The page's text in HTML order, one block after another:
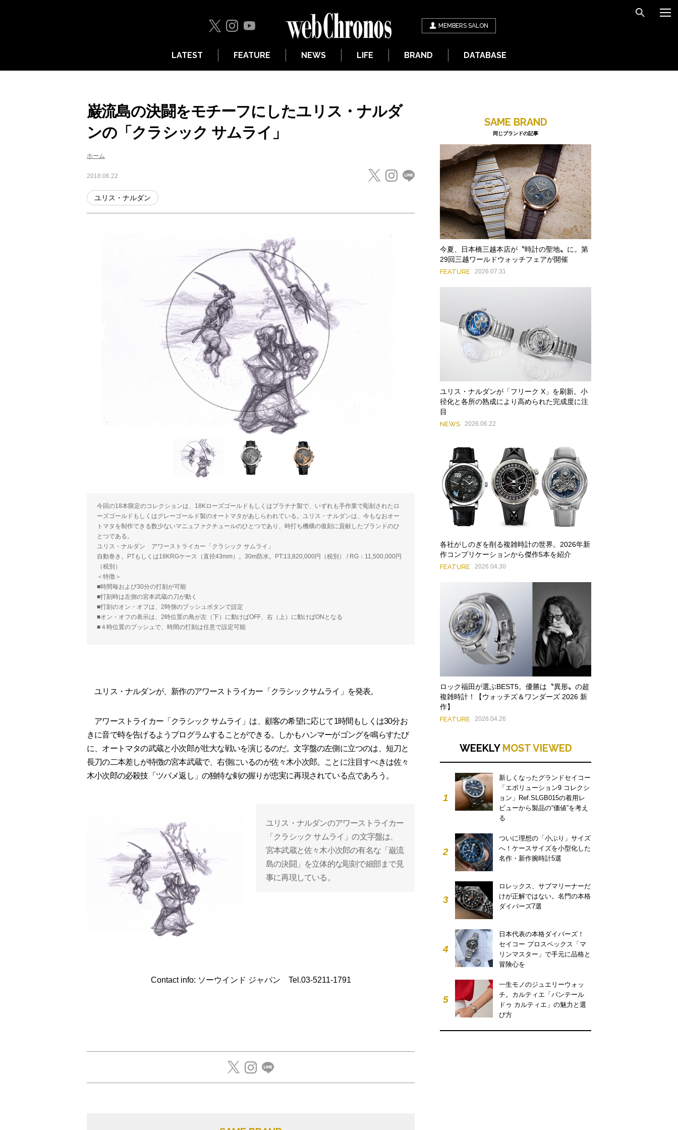
MEMBERS SALON
LATEST FEATURE NEWS LIFE BRAND DATABASE
巌流島の決闘をモチーフにしたユリス・ナルダ
ンの「クラシック サムライ」
ホーム
2018.06.22
ユリス・ナルダン
今回の18本限定のコレクションは、18Kローズゴールドもしくはプラチナ製で、いずれも手作業で彫刻されたロ
ーズゴールドもしくはグレーゴールド製のオートマタがあしらわれている。ユリス・ナルダンは、今もなおオー
トマタを制作できる数少ないマニュファクチュールのひとつであり、時打ち機構の復刻に貢献したブランドのひ
とつである。
ユリス・ナルダン アワーストライカー「クラシック サムライ」
自動巻き。PTもしくは18KRGケース（直径43mm）。30m防水。PT:13,820,000円（税別） / RG：11,500,000円
（税別）
＜特徴＞
■時間毎および30分の打刻が可能
■打刻時は左側の宮本武蔵の刀が動く
■打刻のオン・オフは、2時側のプッシュボタンで設定
■オン・オフの表示は、2時位置の鳥が左（下）に動けばOFF、右（上）に動けばONとなる
■４時位置のプッシュで、時間の打刻は任意で設定可能
ユリス・ナルダンが、新作のアワーストライカー「クラシックサムライ」を発表。
アワーストライカー「クラシック サムライ」は、顧客の希望に応じて1時間もしくは30分お
きに音で時を告げるようプログラムすることができる。しかもハンマーがゴングを鳴らすたび
に、オートマタの武蔵と小次郎が壮大な戦いを演じるのだ。文字盤の左側に立つのは、短刀と
長刀の二本差しが特徴の宮本武蔵で、右側にいるのが佐々木小次郎。ことに注目すべきは佐々
木小次郎の必殺技「ツバメ返し」の独特な剣の握りが忠実に再現されている点であろう。
ユリス・ナルダンのアワーストライカー
「クラシック サムライ」の文字盤は、
宮本武蔵と佐々木小次郎の有名な「巌流
島の決闘」を立体的な彫刻で細部まで見
事に再現している。
Contact info: ソーウインド ジャパン Tel.03-5211-1791
SAME BRAND
同じブランドの記事
今夏、日本橋三越本店が〝時計の聖地〟に。第
29回三越ワールドウォッチフェアが開催
FEATURE 2026.07.31
ユリス・ナルダンが「フリーク X」を刷新。小
径化と各所の熟成により高められた完成度に注
目
NEWS 2026.06.22
各社がしのぎを削る複雑時計の世界。2026年新
作コンプリケーションから傑作5本を紹介
FEATURE 2026.04.30
ロック福田が選ぶBEST5。優勝は〝異形〟の超
複雑時計！【ウォッチズ＆ワンダーズ 2026 新
作】
FEATURE 2026.04.26
WEEKLY MOST VIEWED
1
新しくなったグランドセイコー
「エボリューション9 コレクシ
ョン」Ref.SLGB015の着用レ
ビューから製品の“価値”を考え
る
2
ついに理想の「小ぶり」サイズ
へ！ケースサイズを小型化した
名作・新作腕時計5選
3
ロレックス、サブマリーナーだ
けが正解ではない。名門の本格
ダイバーズ7選
4
日本代表の本格ダイバーズ！
セイコー プロスペックス「マ
リンマスター」で手元に品格と
冒険心を
5
一生モノのジュエリーウォッ
チ。カルティエ「パンテール
ドゥ カルティエ」の魅力と選
び方